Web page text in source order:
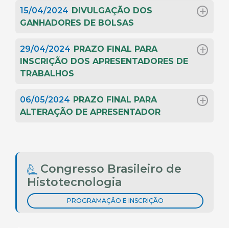
15/04/2024 DIVULGAÇÃO DOS
GANHADORES DE BOLSAS
29/04/2024 PRAZO FINAL PARA
INSCRIÇÃO DOS APRESENTADORES DE
TRABALHOS
06/05/2024 PRAZO FINAL PARA
ALTERAÇÃO DE APRESENTADOR
Congresso Brasileiro de
Histotecnologia
PROGRAMAÇÃO E INSCRIÇÃO